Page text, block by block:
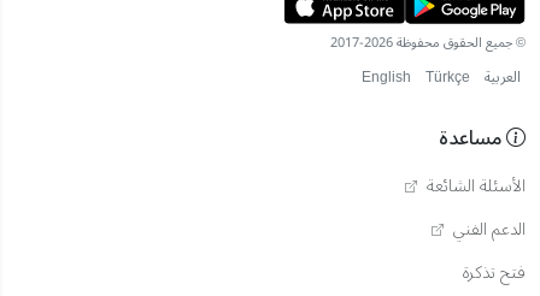
© جميع الحقوق محفوظة 2026-2017
العربية English Türkçe
مساعدة
الأسئلة الشائعة
الدعم الفني
فتح تذكرة